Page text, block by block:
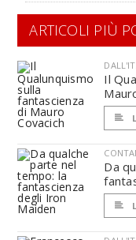
ARTICOLI PIÙ
Il
Da